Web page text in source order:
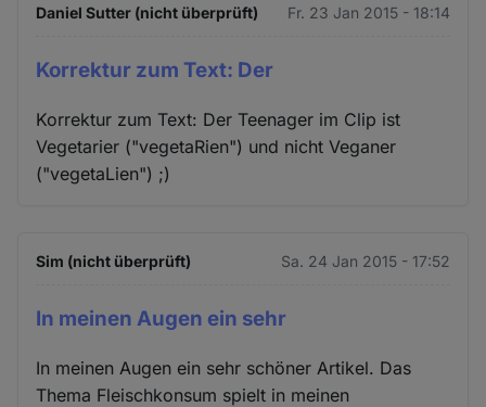
Daniel Sutter (nicht überprüft) Fr. 23 Jan 2015 - 18:14
Korrektur zum Text: Der
Korrektur zum Text: Der Teenager im Clip ist
Vegetarier ("vegetaRien") und nicht Veganer
("vegetaLien") ;)
Sim (nicht überprüft) Sa. 24 Jan 2015 - 17:52
In meinen Augen ein sehr
In meinen Augen ein sehr schöner Artikel. Das
Thema Fleischkonsum spielt in meinen